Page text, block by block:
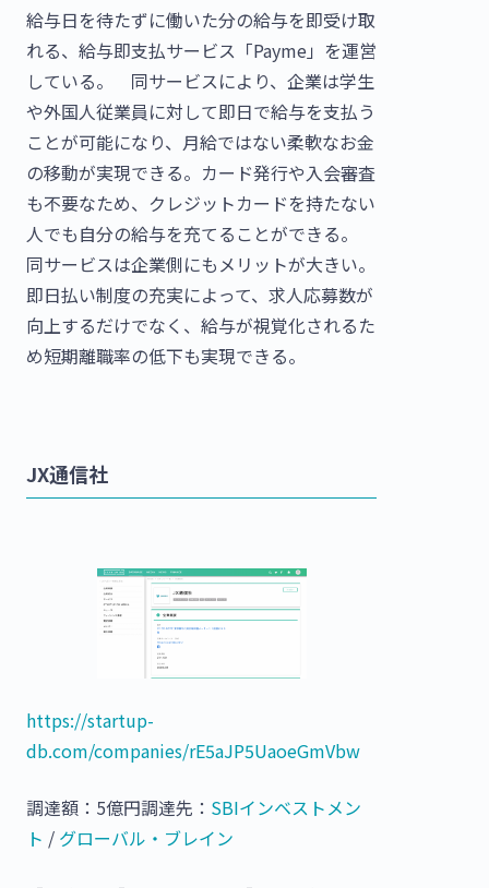
給与日を待たずに働いた分の給与を即受け取
れる、給与即支払サービス「Payme」を運営
している。 同サービスにより、企業は学生
や外国人従業員に対して即日で給与を支払う
ことが可能になり、月給ではない柔軟なお金
の移動が実現できる。カード発行や入会審査
も不要なため、クレジットカードを持たない
人でも自分の給与を充てることができる。
同サービスは企業側にもメリットが大きい。
即日払い制度の充実によって、求人応募数が
向上するだけでなく、給与が視覚化されるた
め短期離職率の低下も実現できる。
JX通信社
https://startup-
db.com/companies/rE5aJP5UaoeGmVbw
調達額：5億円調達先： SBIインベストメン
ト / グローバル・ブレイン